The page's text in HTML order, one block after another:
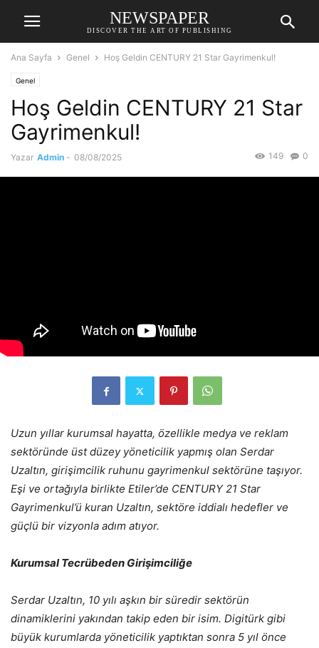
NEWSPAPER
DISCOVER THE ART OF PUBLISHING
Ana Sayfa Genel Hoş Geldin CENTURY 21 Star Gayrimenkul!
Genel
Hoş Geldin CENTURY 21 Star
Gayrimenkul!
Yazar Admin - 08/08/2025 0
149
Uzun yıllar kurumsal hayatta, özellikle medya ve reklam
sektöründe üst düzey yöneticilik yapmış olan Serdar
Uzaltın, girişimcilik ruhunu gayrimenkul sektörüne taşıyor.
Eşi ve ortağıyla birlikte Etiler’de CENTURY 21 Star
Gayrimenkul’ü kuran Uzaltın, sektöre iddialı hedefler ve
güçlü bir vizyonla adım atıyor.
Kurumsal Tecrübeden Girişimciliğe
Serdar Uzaltın, 10 yılı aşkın bir süredir sektörün
dinamiklerini yakından takip eden bir isim. Digitürk gibi
büyük kurumlarda yöneticilik yaptıktan sonra 5 yıl önce